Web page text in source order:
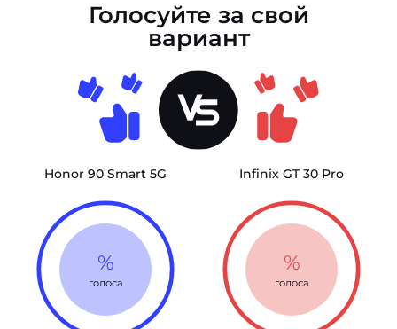
Голосуйте за свой
вариант
Honor 90 Smart 5G
%
голоса
Infinix GT 30 Pro
%
голоса